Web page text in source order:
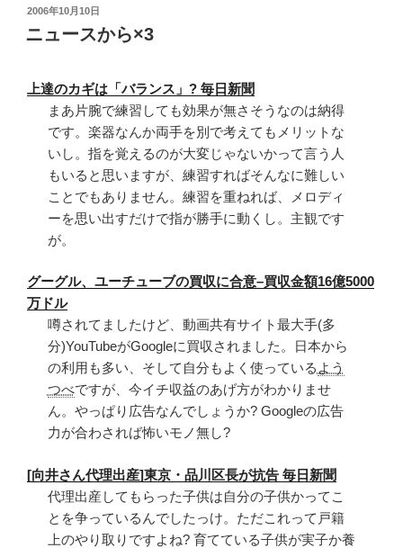
ー
ン
プ”
投
稿
日:
2006年10月10日
ニュースから×3
上達のカギは「バランス」? 毎日新聞
まあ片腕で練習しても効果が無さそうなのは納得
です。楽器なんか両手を別で考えてもメリットな
いし。指を覚えるのが大変じゃないかって言う人
もいると思いますが、練習すればそんなに難しい
ことでもありません。練習を重ねれば、メロディ
ーを思い出すだけで指が勝手に動くし。主観です
が。
グーグル、ユーチューブの買収に合意–買収金額16億5000
万ドル
噂されてましたけど、動画共有サイト最大手(多
分)YouTubeがGoogleに買収されました。日本から
の利用も多い、そして自分もよく使っている よう
つべですが、今イチ収益のあげ方がわかりませ
ん。やっぱり広告なんでしょうか? Googleの広告
力が合わされば怖いモノ無し?
[向井さん代理出産]東京・品川区長が抗告 毎日新聞
代理出産してもらった子供は自分の子供かってこ
とを争っているんでしたっけ。ただこれって戸籍
上のやり取りですよね? 育てている子供が実子か養